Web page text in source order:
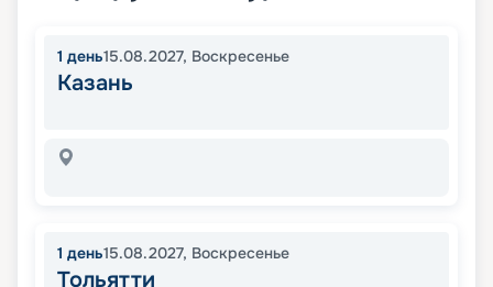
1 день15.08.2027, Воскресенье
Казань
1 день15.08.2027, Воскресенье
Тольятти